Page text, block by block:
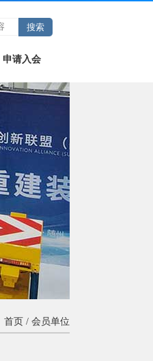
申请入会
首页 / 会员单位